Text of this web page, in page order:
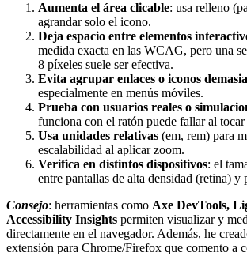
Aumenta el área clicable: usa relleno
agrandar solo el icono.
Deja espacio entre elementos
medida exacta en las WCAG, pero una
8 píxeles suele ser efectiva.
Evita agrupar enlaces o iconos
especialmente en menús móviles.
Prueba con usuarios reales o
funciona con el ratón puede fallar al
Usa unidades relativas (em, rem) para
escalabilidad al aplicar zoom.
Verifica en distintos dispositivos: el
entre pantallas de alta densidad (retina) y
Consejo: herramientas como Axe DevTools,
Accessibility Insights permiten visualizar y
directamente en el navegador. Además, he
extensión para Chrome/Firefox que comento a